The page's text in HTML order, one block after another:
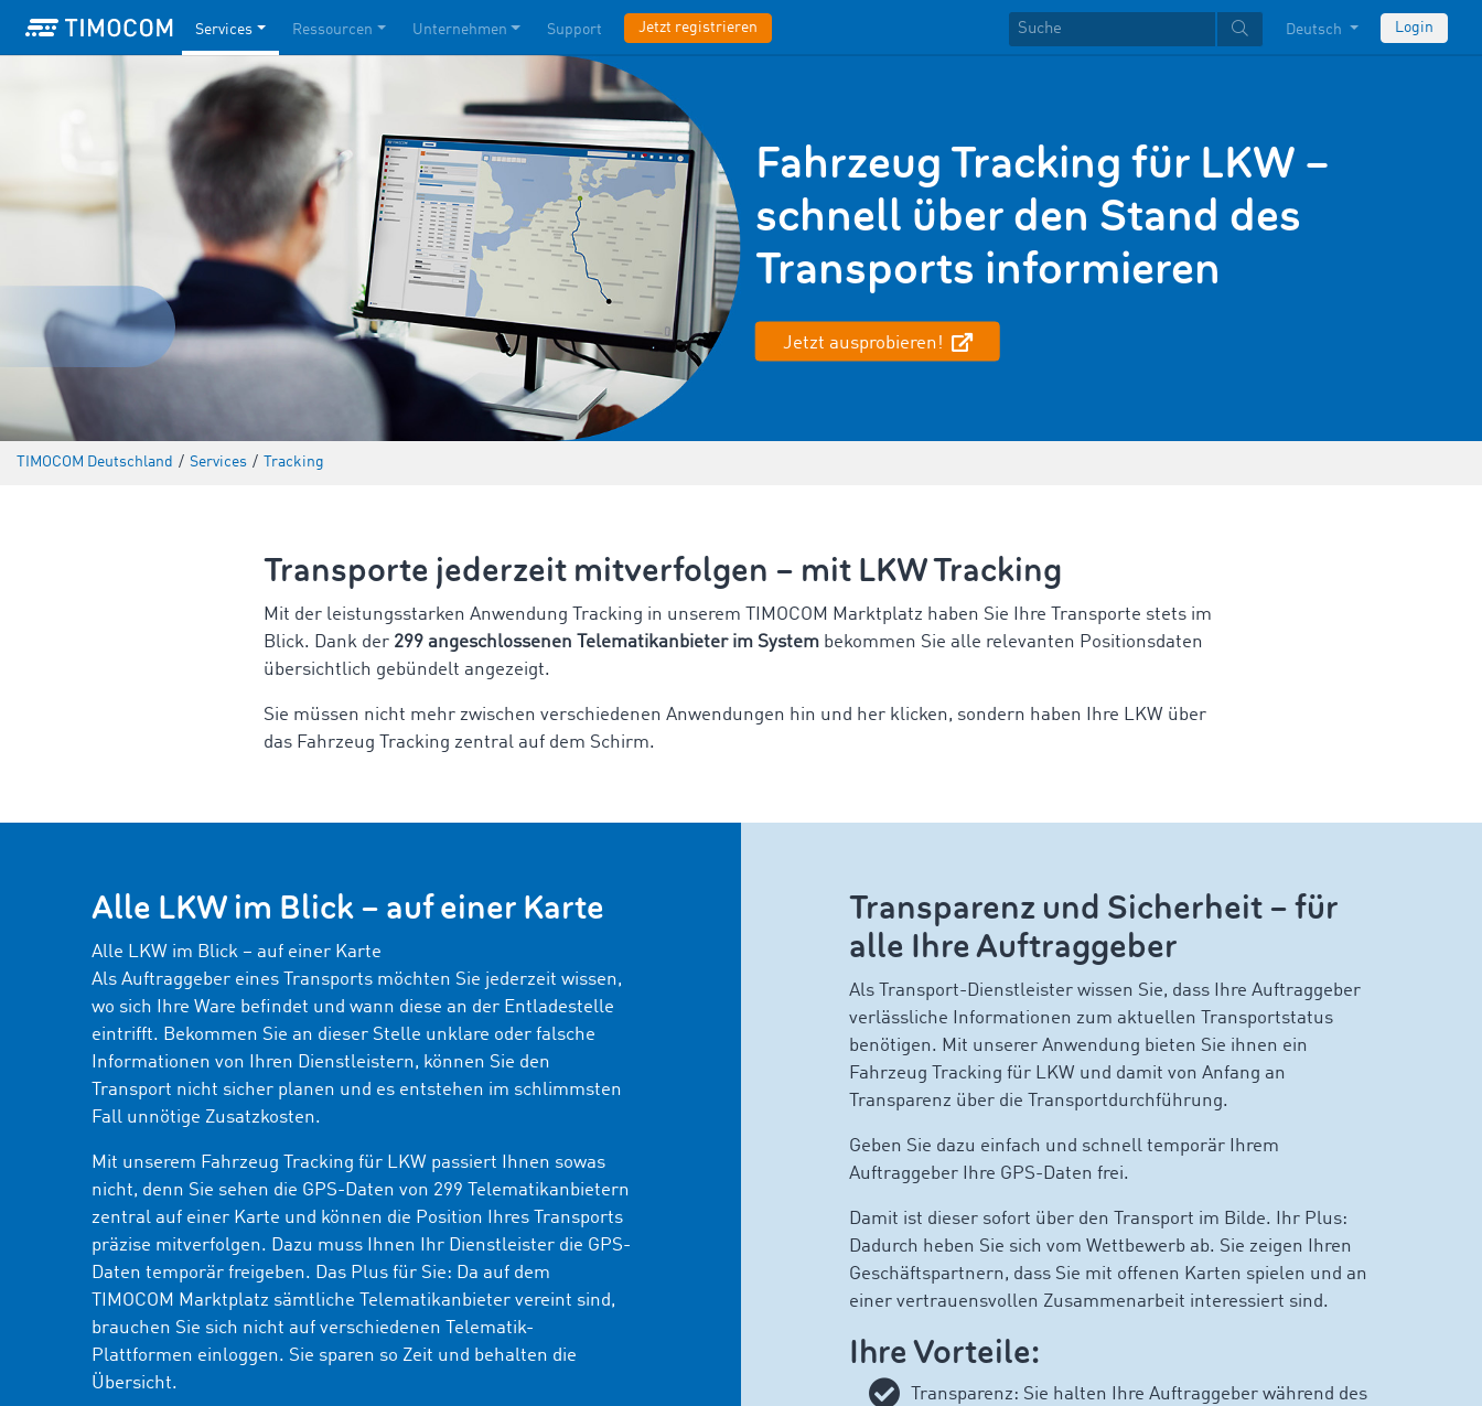
Services Ressourcen Unternehmen Support Jetzt registrieren Deutsch Login
Fahrzeug Tracking für LKW –
schnell über den Stand des
Transports informieren
Jetzt ausprobieren!
TIMOCOM Deutschland / Services / Tracking
Transporte jederzeit mitverfolgen – mit LKW Tracking
Mit der leistungsstarken Anwendung Tracking in unserem TIMOCOM Marktplatz haben Sie Ihre Transporte stets im
Blick. Dank der 299 angeschlossenen Telematikanbieter im System bekommen Sie alle relevanten Positionsdaten
übersichtlich gebündelt angezeigt.
Sie müssen nicht mehr zwischen verschiedenen Anwendungen hin und her klicken, sondern haben Ihre LKW über
das Fahrzeug Tracking zentral auf dem Schirm.
Alle LKW im Blick – auf einer Karte
Alle LKW im Blick – auf einer Karte
Als Auftraggeber eines Transports möchten Sie jederzeit wissen,
wo sich Ihre Ware befindet und wann diese an der Entladestelle
eintrifft. Bekommen Sie an dieser Stelle unklare oder falsche
Informationen von Ihren Dienstleistern, können Sie den
Transport nicht sicher planen und es entstehen im schlimmsten
Fall unnötige Zusatzkosten.
Mit unserem Fahrzeug Tracking für LKW passiert Ihnen sowas
nicht, denn Sie sehen die GPS-Daten von 299 Telematikanbietern
zentral auf einer Karte und können die Position Ihres Transports
präzise mitverfolgen. Dazu muss Ihnen Ihr Dienstleister die GPS-
Daten temporär freigeben. Das Plus für Sie: Da auf dem
TIMOCOM Marktplatz sämtliche Telematikanbieter vereint sind,
brauchen Sie sich nicht auf verschiedenen Telematik-
Plattformen einloggen. Sie sparen so Zeit und behalten die
Übersicht.
Transparenz und Sicherheit – für
alle Ihre Auftraggeber
Als Transport-Dienstleister wissen Sie, dass Ihre Auftraggeber
verlässliche Informationen zum aktuellen Transportstatus
benötigen. Mit unserer Anwendung bieten Sie ihnen ein
Fahrzeug Tracking für LKW und damit von Anfang an
Transparenz über die Transportdurchführung.
Geben Sie dazu einfach und schnell temporär Ihrem
Auftraggeber Ihre GPS-Daten frei.
Damit ist dieser sofort über den Transport im Bilde. Ihr Plus:
Dadurch heben Sie sich vom Wettbewerb ab. Sie zeigen Ihren
Geschäftspartnern, dass Sie mit offenen Karten spielen und an
einer vertrauensvollen Zusammenarbeit interessiert sind.
Ihre Vorteile:
Transparenz: Sie halten Ihre Auftraggeber während des